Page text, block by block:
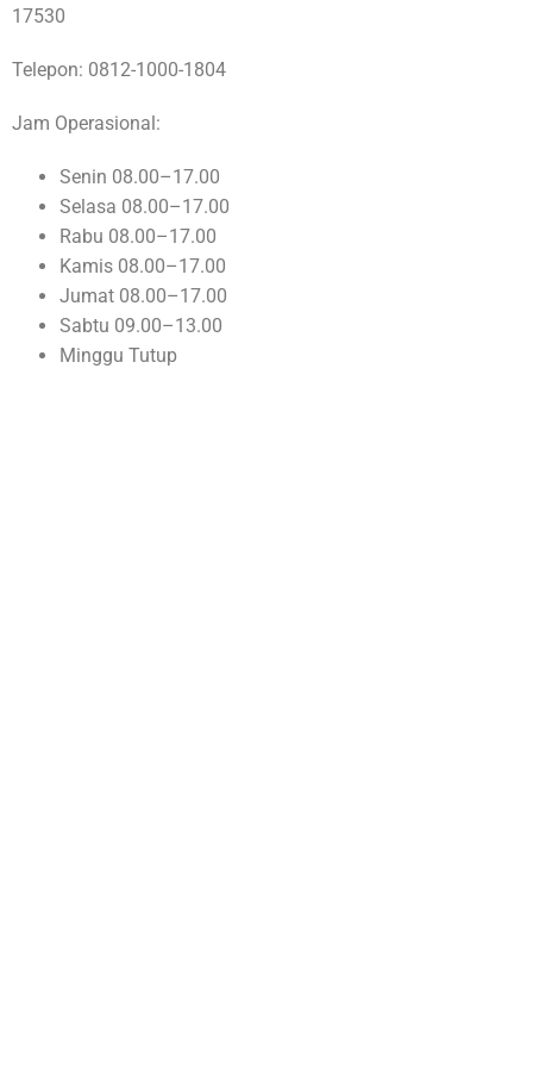
17530
Telepon: 0812-1000-1804
Jam Operasional:
Senin 08.00–17.00
Selasa 08.00–17.00
Rabu 08.00–17.00
Kamis 08.00–17.00
Jumat 08.00–17.00
Sabtu 09.00–13.00
Minggu Tutup